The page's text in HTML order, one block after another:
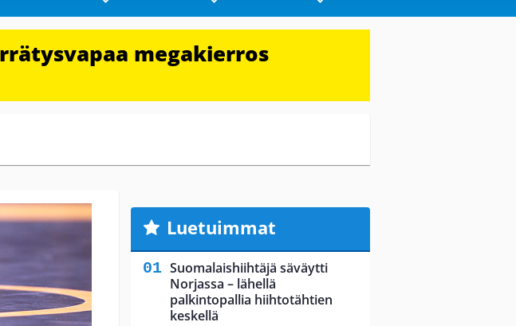
megakierros
Luetuimmat
Suomalaishiihtäjä säväytti
Norjassa – lähellä
palkintopallia hiihtotähtien
keskellä